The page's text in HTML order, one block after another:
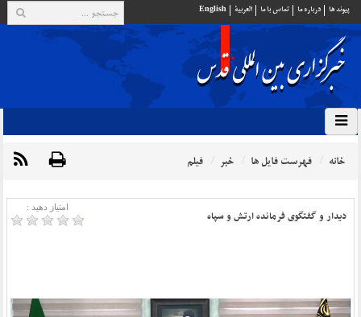
پيوند ها درباره ما تماس با ما العربية English
خانه فهرست فایل ها خبر فیلم
امتیاز دهید :
دیدار و گفتگوی فرمانده ارتش و سپاه